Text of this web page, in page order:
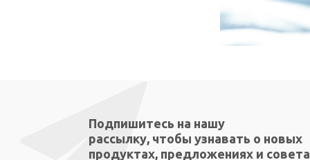
Подпишитесь на нашу
рассылку, чтобы узнавать о новых
продуктах, предложениях и